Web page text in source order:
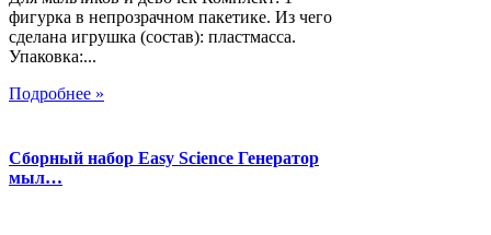
фигурка в непрозрачном пакетике. Из чего
сделана игрушка (состав): пластмасса.
Упаковка:...
Подробнее »
Сборный набор Easy Science Генератор
мыл…